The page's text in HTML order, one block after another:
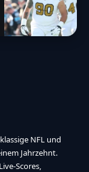
NFL und
Jahrzehnt.
Scores,